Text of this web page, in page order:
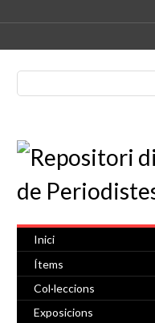
Inici
Ítems
Col·leccions
Exposicions